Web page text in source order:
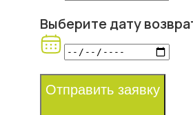
Выберите дату
Отправить заявку